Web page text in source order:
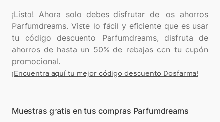
¡Listo! Ahora solo debes disfrutar de los ahorros
Parfumdreams. Viste lo fácil y eficiente que es usar
tu código descuento Parfumdreams, disfruta de
ahorros de hasta un 50% de rebajas con tu cupón
¡Encuentra aquí tu mejor código descuento Dosfarma!
Muestras gratis en tus compras Parfumdreams